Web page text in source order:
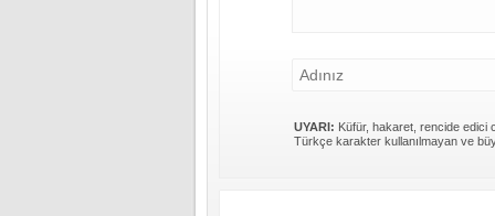
UYARI: Küfür, hakaret, rencide edici
Türkçe karakter kullanılmayan ve